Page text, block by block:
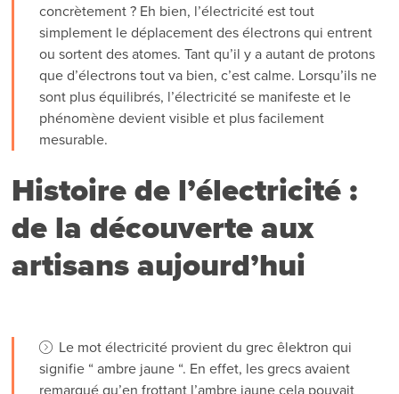
concrètement ? Eh bien, l’électricité est tout
simplement le déplacement des électrons qui entrent
ou sortent des atomes. Tant qu’il y a autant de protons
que d’électrons tout va bien, c’est calme. Lorsqu’ils ne
sont plus équilibrés, l’électricité se manifeste et le
phénomène devient visible et plus facilement
mesurable.
Histoire de l’électricité :
de la découverte aux
artisans aujourd’hui
Le mot électricité provient du grec êlektron qui
signifie “ ambre jaune “. En effet, les grecs avaient
remarqué qu’en frottant l’ambre jaune cela pouvait